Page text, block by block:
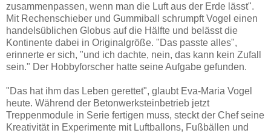
zusammenpassen, wenn man die Luft aus der Erde lässt".
Mit Rechenschieber und Gummiball schrumpft Vogel einen
handelsüblichen Globus auf die Hälfte und belässt die
Kontinente dabei in Originalgröße. "Das passte alles",
erinnerte er sich, "und ich dachte, nein, das kann kein Zufall
sein." Der Hobbyforscher hatte seine Aufgabe gefunden.
"Das hat ihm das Leben gerettet", glaubt Eva-Maria Vogel
heute. Während der Betonwerksteinbetrieb jetzt
Treppenmodule in Serie fertigen muss, steckt der Chef seine
Kreativität in Experimente mit Luftballons, Fußbällen und